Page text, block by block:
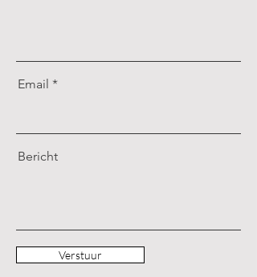
Email
Bericht
Verstuur